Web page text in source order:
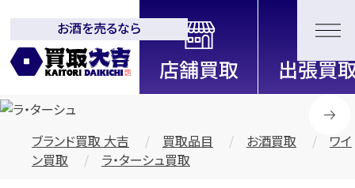
全国2200店舗以上展開中！
信頼と実績の買取専門店「買取大
吉」
お酒を売るなら
ブランド買取 大吉 買取品目 お酒買取
ワイ
ン買取
ラ・ターシュ買取